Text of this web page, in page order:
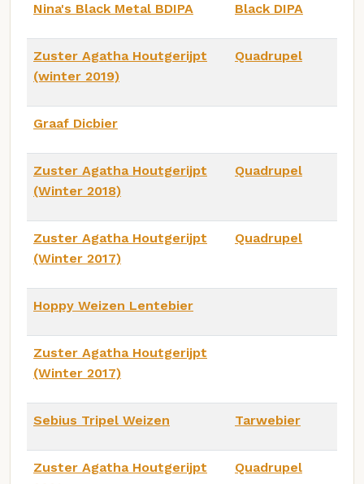
Nina's Black Metal BDIPA Black DIPA
Zuster Agatha Houtgerijpt
(winter 2019)
Quadrupel
Graaf Dicbier
Zuster Agatha Houtgerijpt
(Winter 2018)
Quadrupel
Zuster Agatha Houtgerijpt
(Winter 2017)
Quadrupel
Hoppy Weizen Lentebier
Zuster Agatha Houtgerijpt
(Winter 2017)
Sebius Tripel Weizen Tarwebier
Zuster Agatha Houtgerijpt
Quadrupel